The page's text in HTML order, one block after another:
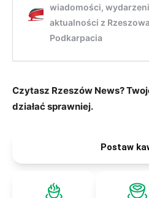
Czytasz Rzeszów News?
działać sprawniej.
Postaw